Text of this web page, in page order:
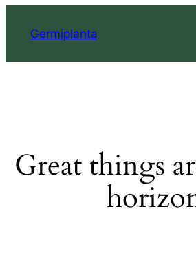
Germiplanta
Great things